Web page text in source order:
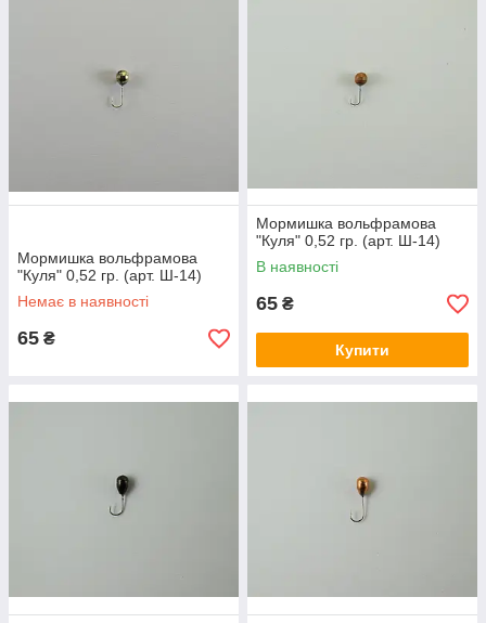
Мормишка вольфрамова
"Куля" 0,52 гр. (арт. Ш-14)
Немає в наявності
65 ₴
Мормишка вольфрамова
"Куля" 0,52 гр. (арт. Ш-14)
В наявності
65 ₴
Купити